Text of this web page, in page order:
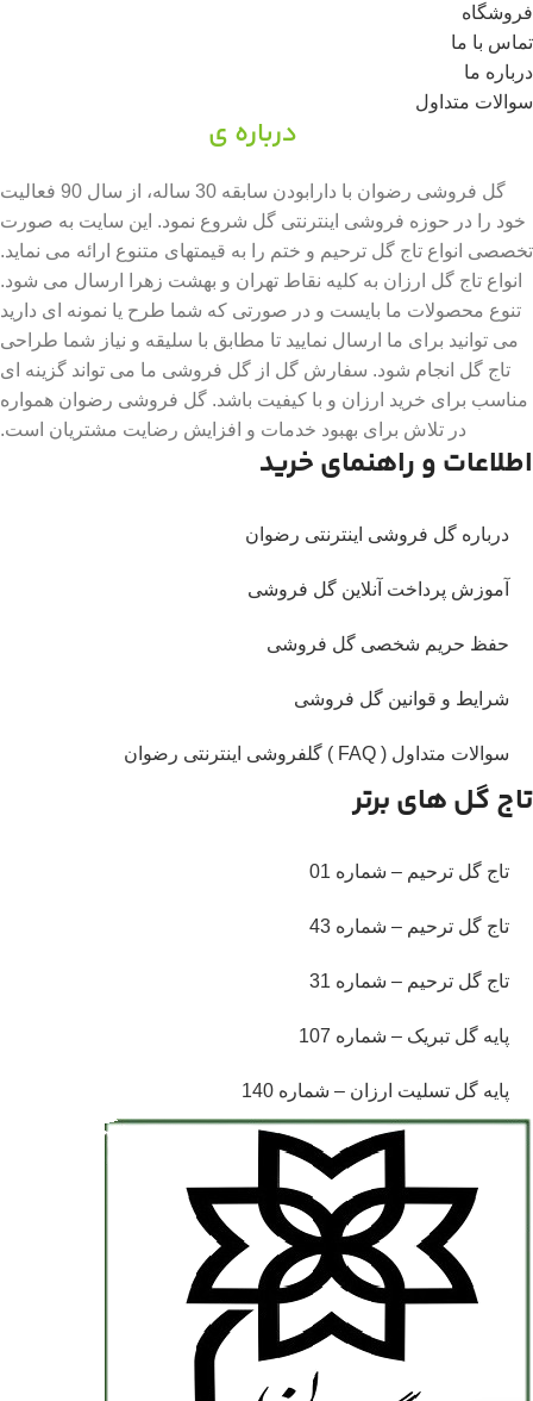
فروشگاه
تماس با ما
درباره ما
سوالات متداول
درباره ی
گل فروشی رضوان با دارابودن سابقه 30 ساله، از سال 90 فعالیت
خود را در حوزه فروشی اینترنتی گل شروع نمود. این سایت به صورت
تخصصی انواع تاج گل ترحیم و ختم را به قیمتهای متنوع ارائه می نماید.
انواع تاج گل ارزان به کلیه نقاط تهران و بهشت زهرا ارسال می شود.
تنوع محصولات ما بایست و در صورتی که شما طرح یا نمونه ای دارید
می توانید برای ما ارسال نمایید تا مطابق با سلیقه و نیاز شما طراحی
تاج گل انجام شود. سفارش گل از گل فروشی ما می تواند گزینه ای
مناسب برای خرید ارزان و با کیفیت باشد. گل فروشی رضوان همواره
در تلاش برای بهبود خدمات و افزایش رضایت مشتریان است.
اطلاعات و راهنمای خرید
درباره گل فروشی اینترنتی رضوان
آموزش پرداخت آنلاین گل فروشی
حفظ حریم شخصی گل فروشی
شرایط و قوانین گل فروشی
سوالات متداول ( FAQ ) گلفروشی اینترنتی رضوان
تاج گل های برتر
تاج گل ترحیم – شماره 01
تاج گل ترحیم – شماره 43
تاج گل ترحیم – شماره 31
پایه گل تبریک – شماره 107
پایه گل تسلیت ارزان – شماره 140